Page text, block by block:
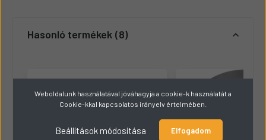
Hasonló termékek 8
Weboldalunk használatával jóváhagyja a cookie-k használatát a
Cookie-kkal kapcsolatos irányelv értelmében.
Beállítások módosítása Elfogadom